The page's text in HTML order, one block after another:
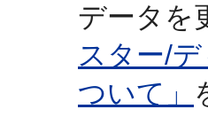
データを
スター/
ついて」